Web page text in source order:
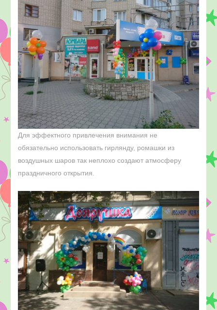
Для эффектного привлечения внимания не
обязательно использовать гирлянду, ромашки из
воздушных шаров так неплохо создают атмосферу
праздничного открытия.